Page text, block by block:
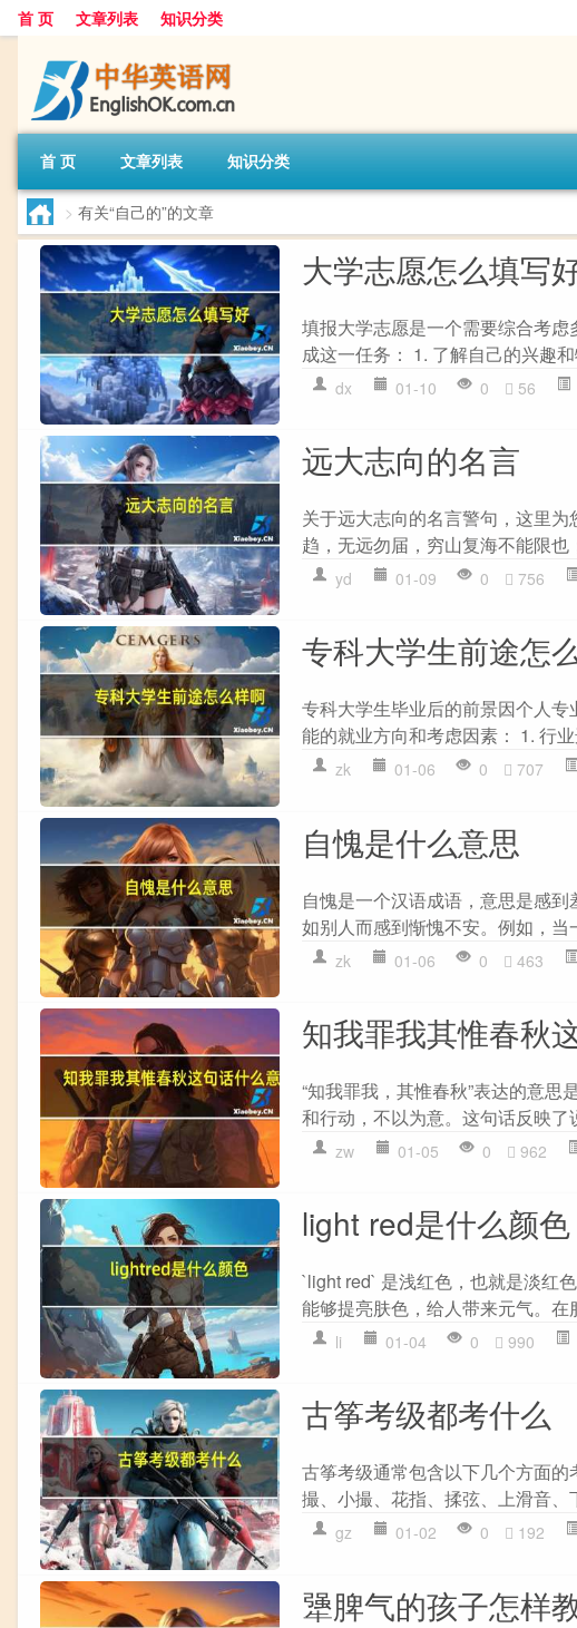
首 页 文章列表 知识分类
首 页 文章列表 知识分类
> 有关“自己的”的文章
大学志愿怎么填写
填报大学志愿是一个需要综合考
成这一任务： 1. 了解自己的兴趣
dx 01-10 0 56
远大志向的名言
关于远大志向的名言警句，这里
趋，无远勿届，穷山复海不能限
yd 01-09 0 756
专科大学生前途怎
专科大学生毕业后的前景因个人
能的就业方向和考虑因素： 1. 行
zk 01-06 0 707
自愧是什么意思
自愧是一个汉语成语，意思是感
如别人而感到惭愧不安。例如，
zk 01-06 0 463
知我罪我其惟春秋
“知我罪我，其惟春秋”表达的意
和行动，不以为意。这句话反映
zw 01-05 0 962
light red是什么颜色
`light red` 是浅红色，也就是淡红
能够提亮肤色，给人带来元气。
li 01-04 0 990
古筝考级都考什么
古筝考级通常包含以下几个方面
撮、小撮、花指、揉弦、上滑音
gz 01-02 0 192
犟脾气的孩子怎样